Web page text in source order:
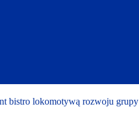
bistro lokomotywą rozwoju grupy